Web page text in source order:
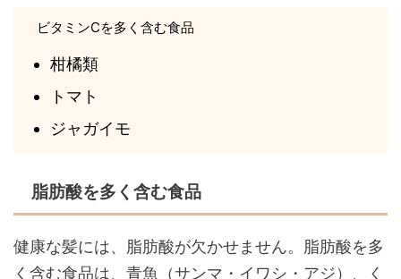
ビタミンCを多く含む食品
柑橘類
トマト
ジャガイモ
脂肪酸を多く含む食品
健康な髪には、脂肪酸が欠かせません。脂肪酸を多
く含む食品は、青魚（サンマ・イワシ・アジ）、く